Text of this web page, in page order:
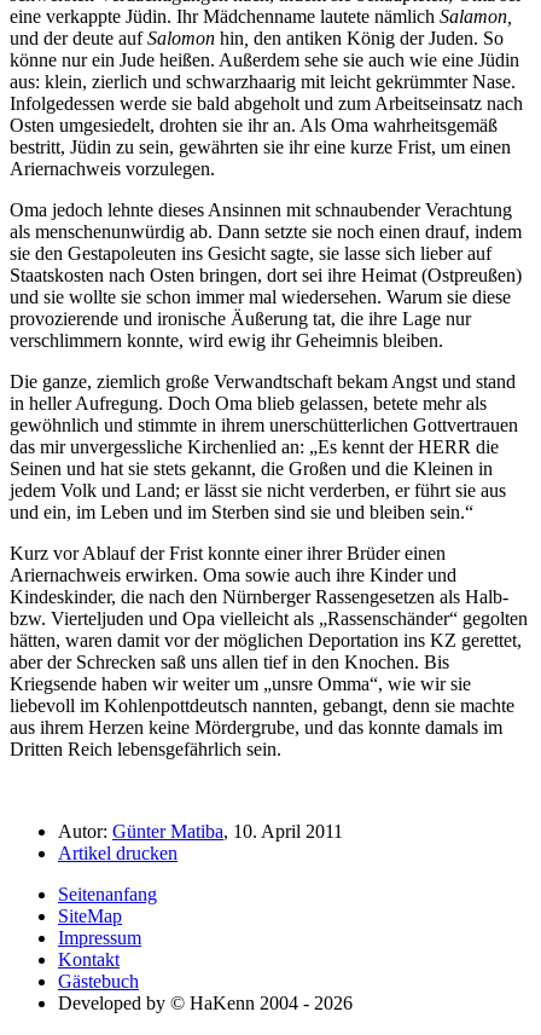
eine verkappte Jüdin. Ihr Mädchenname lautete nämlich Salamon,
und der deute aufSalomon hin den antiken König der Juden. So
könne nur ein Jude heißen. Außerdem sehe sie auch wie eine Jüdin
aus: klein, zierlich und schwarzhaarig mit leicht gekrümmter Nase.
Infolgedessen werde sie bald abgeholt und zum Arbeitseinsatz nach
Osten umgesiedelt, drohten sie ihr an. Als Oma wahrheitsgemäß
bestritt, Jüdin zu sein, gewährten sie ihr eine kurze Frist, um einen
Ariernachweis vorzulegen.
Oma jedoch lehnte dieses Ansinnen mit schnaubender Verachtung
als menschenunwürdig ab. Dann setzte sie noch einen drauf, indem
sie den Gestapoleuten ins Gesicht sagte, sie lasse sich lieber auf
Staatskosten nach Osten bringen, dort sei ihre Heimat (Ostpreußen)
und sie wollte sie schon immer mal wiedersehen. Warum sie diese
provozierende und ironische Äußerung tat, die ihre Lage nur
verschlimmern konnte, wird ewig ihr Geheimnis bleiben.
Die ganze, ziemlich große Verwandtschaft bekam Angst und stand
in heller Aufregung. Doch Oma blieb gelassen, betete mehr als
gewöhnlich und stimmte in ihrem unerschütterlichen Gottvertrauen
das mir unvergessliche Kirchenlied an:
Es kennt der HERR die
Seinen und hat sie stets gekannt, die Großen und die Kleinen in
jedem Volk und Land; er lässt sie nicht verderben, er führt sie aus
und ein, im Leben und im Sterben sind sie und bleiben sein.
Kurz vor Ablauf der Frist konnte einer ihrer Brüder einen
Ariernachweis erwirken. Oma sowie auch ihre Kinder und
Kindeskinder, die nach den Nürnberger Rassengesetzen als Halb-
bzw. Vierteljuden und Opa vielleicht als
Rassenschänder
gegolten
hätten, waren damit vor der möglichen Deportation ins KZ gerettet,
aber der Schrecken saß uns allen tief in den Knochen. Bis
Kriegsende haben wir weiter um
unsre Omma , wie wir sie
liebevoll im Kohlenpottdeutsch nannten, gebangt, denn sie machte
aus ihrem Herzen keine Mördergrube, und das konnte damals im
Dritten Reich lebensgefährlich sein.
Autor: Günter Matiba, 10. April 2011
Artikel drucken
Seitenanfang
SiteMap
Impressum
Kontakt
Gästebuch
Developed by © HaKenn 2004 - 2026